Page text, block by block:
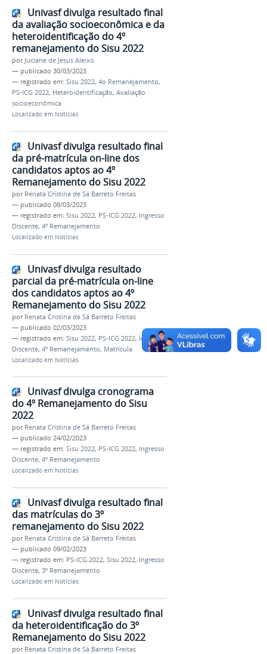
Univasf divulga resultado final
da avaliação socioeconômica e da
heteroidentificação do 4º
remanejamento do Sisu 2022
por Juciane de Jesus Aleixo
— publicado 30/03/2023
— registrado em: Sisu 2022, 4o Remanejamento,
PS-ICG 2022, Heteroidentificação, Avaliação
socioeconômica
Localizado em Notícias
Univasf divulga resultado final
da pré-matrícula on-line dos
candidatos aptos ao 4º
Remanejamento do Sisu 2022
por Renata Cristina de Sá Barreto Freitas
— publicado 08/03/2023
— registrado em: Sisu 2022, PS-ICG 2022, Ingresso
Discente, 4º Remanejamento
Localizado em Notícias
Univasf divulga resultado
parcial da pré-matrícula on-line
dos candidatos aptos ao 4º
Remanejamento do Sisu 2022
por Renata Cristina de Sá Barreto Freitas
— publicado 02/03/2023
— registrado em: Sisu 2022, PS-ICG 2022, Ingresso
Discente, 4º Remanejamento, Matrícula
Localizado em Notícias
Univasf divulga cronograma
do 4º Remanejamento do Sisu
2022
por Renata Cristina de Sá Barreto Freitas
— publicado 24/02/2023
— registrado em: Sisu 2022, PS-ICG 2022, Ingresso
Discente, 4º Remanejamento
Localizado em Notícias
Univasf divulga resultado final
das matrículas do 3º
remanejamento do Sisu 2022
por Renata Cristina de Sá Barreto Freitas
— publicado 09/02/2023
— registrado em: PS-ICG 2022, Sisu 2022, Ingresso
Discente, 3º Remanejamento
Localizado em Notícias
Univasf divulga resultado final
da heteroidentificação do 3º
Remanejamento do Sisu 2022
por Renata Cristina de Sá Barreto Freitas